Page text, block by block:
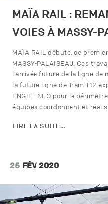
MAÏA RAIL :
VOIES À MASSY-
MAÏA RAIL débute, ce
MASSY-PALAISEAU. Ces
l’arrivée future de la ligne de
la future ligne de Tram T12
ENGIE-INEO pour le
équipes coordonnent et
LIRE LA SUITE...
25 FÉV 2020